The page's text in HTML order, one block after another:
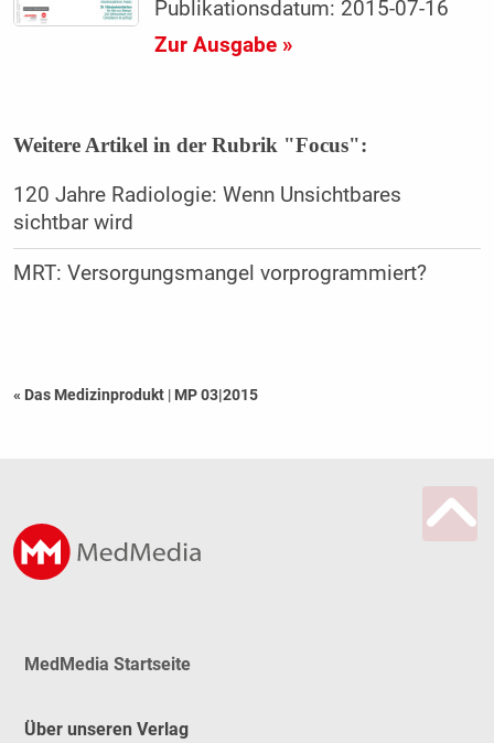
Publikationsdatum: 2015-07-16
Zur Ausgabe »
Weitere Artikel in der Rubrik "Focus":
120 Jahre Radiologie: Wenn Unsichtbares
sichtbar wird
MRT: Versorgungsmangel vorprogrammiert?
« Das Medizinprodukt | MP 03|2015
MedMedia Startseite
Über unseren Verlag